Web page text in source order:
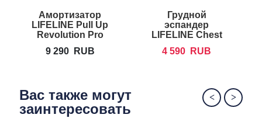
Амортизатор
LIFELINE Pull Up
Revolution Pro
9 290
RUB
Грудной
эспандер
LIFELINE Chest
4 590 RUB
Вас также могут
заинтересовать